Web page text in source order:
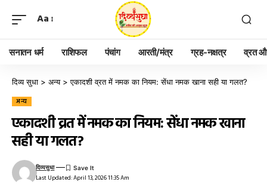
Aa
सनातन धर्म राशिफल पंचांग आरती/मंत्र ग्रह-नक्षत्र व्रत
दिव्य सुधा > अन्य>एकादशी व्रत में नमक का नियम: सेंधा नमक खाना सही या गलत?
अन्य
एकादशी व्रत में नमक का नियम: सेंधा नमक खाना
सही या गलत?
Last Updated: April 13, 2026 11:35 Am
दिव्यसुधा